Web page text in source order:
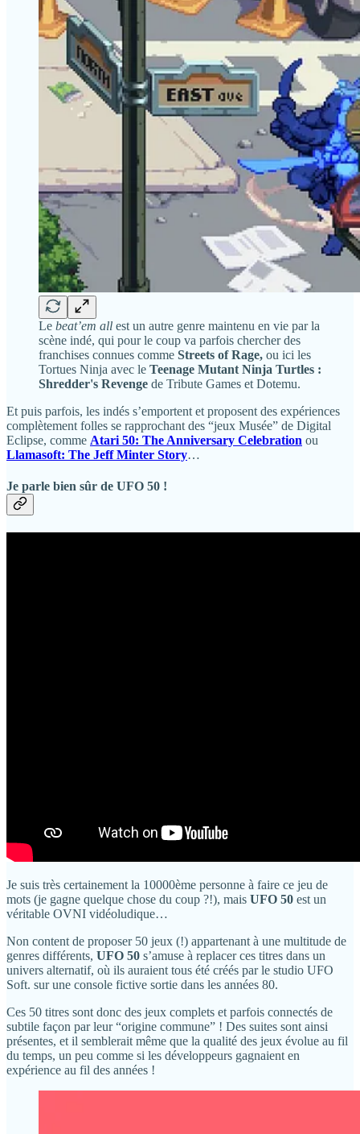
Le beat’em all est un autre genre maintenu en vie par la
scène indé, qui pour le coup va parfois chercher des
franchises connues comme Streets of Rage, ou ici les
Tortues Ninja avec le Teenage Mutant Ninja Turtles :
Shredder's Revenge de Tribute Games et Dotemu.
Et puis parfois, les indés s’emportent et proposent des expériences
complètement folles se rapprochant des “jeux Musée” de Digital
Eclipse, comme Atari 50: The Anniversary Celebration ou
Llamasoft: The Jeff Minter Story…
Je parle bien sûr de UFO 50 !
Je suis très certainement la 10000ème personne à faire ce jeu de
mots (je gagne quelque chose du coup ?!), mais UFO 50 est un
véritable OVNI vidéoludique…
Non content de proposer 50 jeux (!) appartenant à une multitude de
genres différents, UFO 50 s’amuse à replacer ces titres dans un
univers alternatif, où ils auraient tous été créés par le studio UFO
Soft. sur une console fictive sortie dans les années 80.
Ces 50 titres sont donc des jeux complets et parfois connectés de
subtile façon par leur “origine commune” ! Des suites sont ainsi
présentes, et il semblerait même que la qualité des jeux évolue au fil
du temps, un peu comme si les développeurs gagnaient en
expérience au fil des années !